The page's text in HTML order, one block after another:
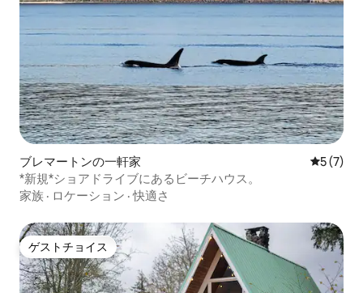
ブレマートンの一軒家 レビュー
5 (7)
*新規*ショアドライブにあるビーチハウス。
家族 · ロケーション ·快適さ
ゲストチョイス
ゲストチョイス